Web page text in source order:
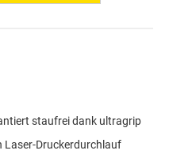
staufrei dank ultragrip
Laser-Druckerdurchlauf